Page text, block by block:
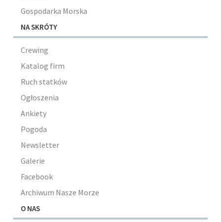
Gospodarka Morska
NA SKRÓTY
Crewing
Katalog firm
Ruch statków
Ogłoszenia
Ankiety
Pogoda
Newsletter
Galerie
Facebook
Archiwum Nasze Morze
O NAS